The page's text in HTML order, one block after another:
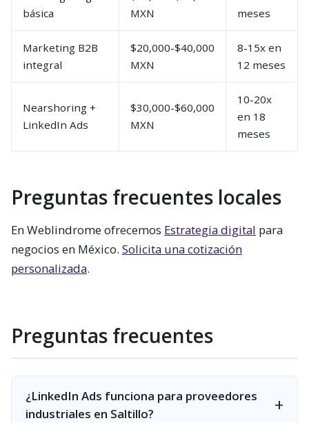
básica
MXN
meses
Marketing B2B
integral
$20,000-$40,000
MXN
8-15x en
12 meses
Nearshoring +
LinkedIn Ads
$30,000-$60,000
MXN
10-20x
en 18
meses
Preguntas frecuentes locales
En Weblindrome ofrecemos Estrategia digital para
negocios en México. Solicita una cotización
personalizada.
Preguntas frecuentes
¿LinkedIn Ads funciona para proveedores
industriales en Saltillo?